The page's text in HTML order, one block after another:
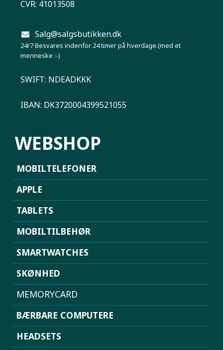
CVR: 41013508
Salg@salgsbutikken.dk
24/7 Besvares indenfor 24 timer på hverdage.(med et
menneske :-)
SWIFT: NDEADKKK
IBAN: DK3720004399521055
WEBSHOP
MOBILTELEFONER
APPLE
TABLETS
MOBILTILBEHØR
SMARTWATCHES
SKØNHED
MEMORYCARD
BÆRBARE COMPUTERE
HEADSETS